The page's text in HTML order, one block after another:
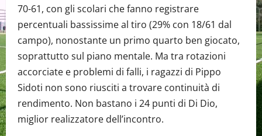
70-61, con gli scolari che fanno registrare
percentuali bassissime al tiro (29% con 18/61 dal
campo), nonostante un primo quarto ben giocato,
soprattutto sul piano mentale. Ma tra rotazioni
accorciate e problemi di falli, i ragazzi di Pippo
Sidoti non sono riusciti a trovare continuità di
rendimento. Non bastano i 24 punti di Di Dio,
miglior realizzatore dell’incontro.